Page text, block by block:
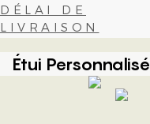
DÉLAI DE
LIVRAISON
Étui Personnalisé